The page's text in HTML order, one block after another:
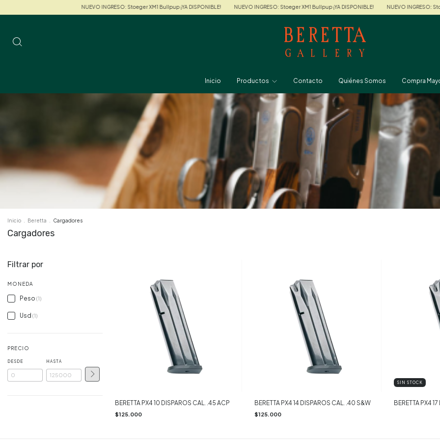
NUEVO INGRESO: Stoeger XM1 Bullpup ¡YA DISPONIBLE! NUEVO INGRESO: Stoeger XM1 Bullpup ¡YA DISPONIBLE! NUEVO INGRESO: Stoeger XM1
Inicio Productos Contacto Quiénes Somos Compra
Inicio Beretta Cargadores
Cargadores
Filtrar por
MONEDA
Peso (1)
Usd (1)
PRECIO
DESDE HASTA
BERETTA PX4 10 DISPAROS CAL. .45 ACP
$125.000
BERETTA PX4 14 DISPAROS CAL. .40 S&W
$125.000
SIN STOCK
BERETTA PX4